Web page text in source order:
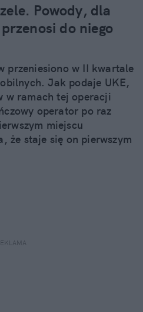
Powody, dla
do niego
przeniesiono w II kwartale
Jak podaje UKE,
w ramach tej operacji
operator po raz
miejscu
że staje się on pierwszym